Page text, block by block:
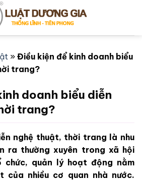
» Điều kiện để kinh doanh biểu
trang?
doanh biểu diễn
trang?
nghệ thuật, thời trang là nhu
ra thường xuyên trong xã hội
chức, quản lý hoạt động nằm
của nhiều cơ quan nhà nước.